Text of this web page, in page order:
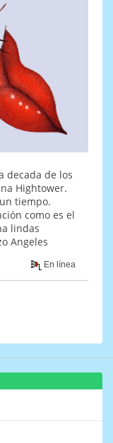
decada de los
Hightower.
tiempo.
como es el
lindas
Angeles
En línea